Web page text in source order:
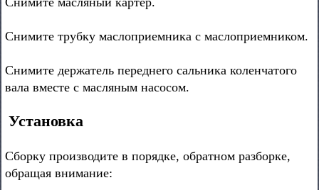
Снимите трубку маслоприемника с маслоприемником.
Снимите держатель переднего сальника коленчатого
вала вместе с масляным насосом.
Установка
Сборку производите в порядке, обратном разборке,
обращая внимание: